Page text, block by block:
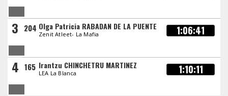
3 204 Olga Patricia RABADAN DE LA PUENTE
Zenit Atleet- La Mafia 1:06:41
4 165 Irantzu CHINCHETRU MARTINEZ
LEA La Blanca 1:10:11